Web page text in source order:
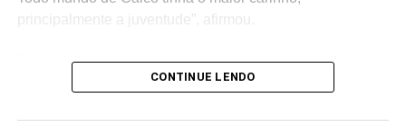
principalmente a juventude”, afirmou.
Em seu pronunciamento, o parlamentar também ressaltou
uma das marcas do legado de Monsenhor Antenor: a luta
que o sacerdote apresentou o pleito à então governadora
CONTINUE LENDO